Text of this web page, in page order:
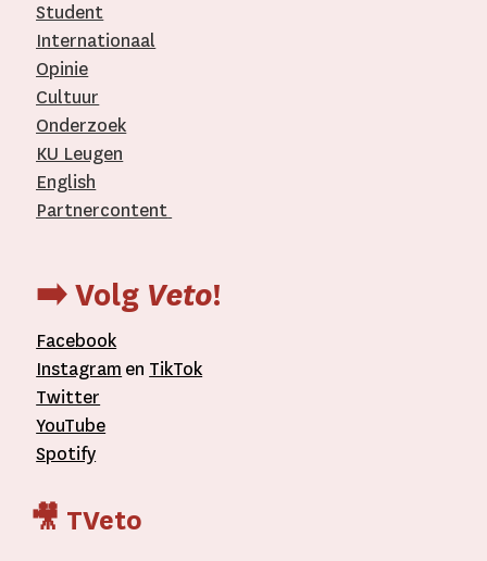
Student
Internationaal­
Opinie
Cultuur
Onderzoek
KU Leugen
English
Partnercontent
➡️ Volg Veto!
Facebook
Instagram en TikTok
Twitter
YouTube
Spotify
🎥 TVeto